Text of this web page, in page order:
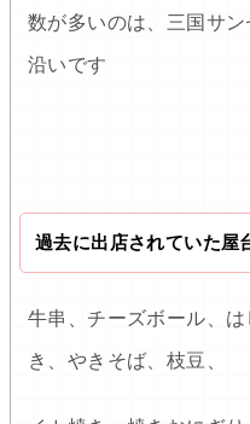
数が多いのは、三国サ
沿いです
過去に出店されていた屋
牛串、チーズボール、
き、やきそば、枝豆、